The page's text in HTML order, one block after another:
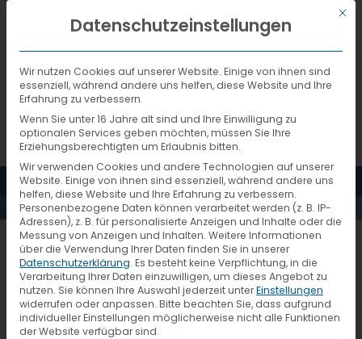
DEUTSCH
MENÜHEADER-
DIENSTLEISTUNGEN
Mit
Datenschutzeinstellungen
Wir nutzen Cookies auf unserer Website. Einige von ihnen sind
essenziell, während andere uns helfen, diese Website und Ihre
Erfahrung zu verbessern.
Wenn Sie unter 16 Jahre alt sind und Ihre Einwilligung zu
optionalen Services geben möchten, müssen Sie Ihre
Erziehungsberechtigten um Erlaubnis bitten.
Wir verwenden Cookies und andere Technologien auf unserer
Website. Einige von ihnen sind essenziell, während andere uns
helfen, diese Website und Ihre Erfahrung zu verbessern.
Personenbezogene Daten können verarbeitet werden (z. B. IP-
Adressen), z. B. für personalisierte Anzeigen und Inhalte oder die
Messung von Anzeigen und Inhalten. Weitere Informationen
über die Verwendung Ihrer Daten finden Sie in unserer
Datenschutzerklärung. Es besteht keine Verpflichtung, in die
Verarbeitung Ihrer Daten einzuwilligen, um dieses Angebot zu
nutzen. Sie können Ihre Auswahl jederzeit unterEinstellungen
widerrufen oder anpassen. Bitte beachten Sie, dass aufgrund
individueller Einstellungen möglicherweise nicht alle Funktionen
der Website verfügbar sind.